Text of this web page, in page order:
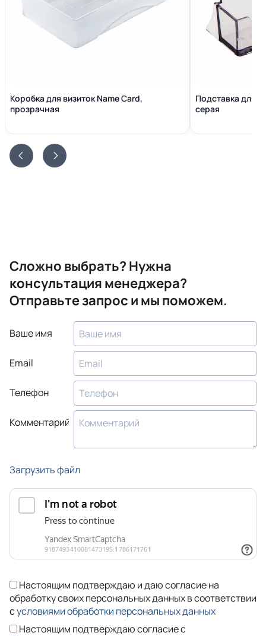
Коробка для визиток Name Сard,
прозрачная
Подставка для
серая
Сложно выбрать? Нужна
консультация менеджера?
Отправьте запрос и мы поможем.
Ваше имя
Email
Телефон
Комментарий
Загрузить файл
Настоящим подтверждаю и даю согласие на
обработку своих персональных данных в соответствии
сусловиями обработки персональных данных
Настоящим подтверждаю согласие с